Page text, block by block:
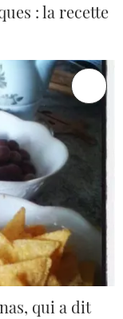
: la recette
qui a dit